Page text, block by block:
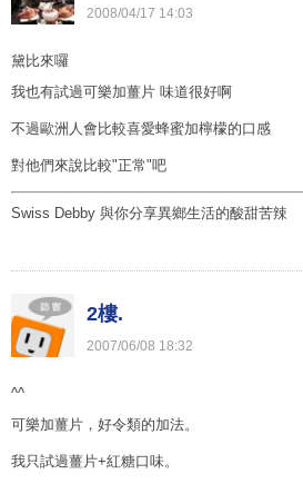
2008/04/17 14:03
黛比來囉
我也有試過可樂加薑片 味道很好啊
不過歐洲人會比較喜愛蜂蜜加檸檬的口感
對他們來說比較"正常"吧
Swiss Debby 與你分享異鄉生活的酸甜苦辣
2樓.
2007/06/08 18:32
^^
可樂加薑片，好令類的加法。
我只試過薑片+紅糖口味。